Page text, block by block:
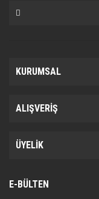
KURUMSAL
ALIŞVERİŞ
ÜYELİK
E-BÜLTEN